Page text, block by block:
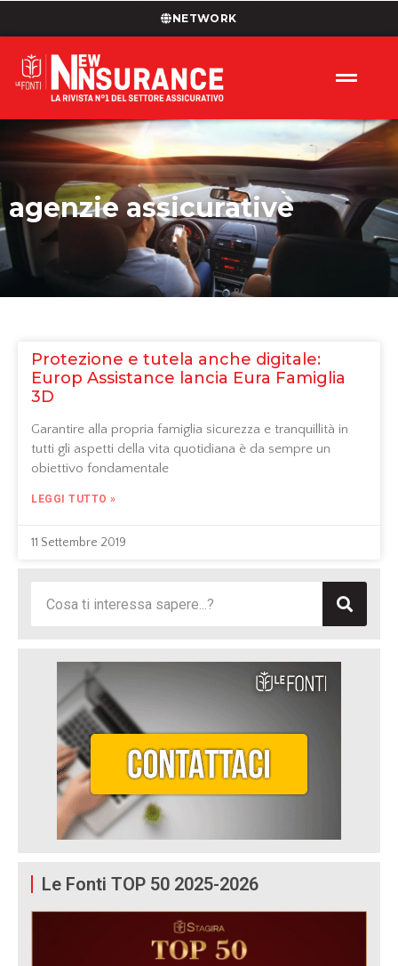
NETWORK
agenzie assicurative
Protezione e tutela anche digitale:
Europ Assistance lancia Eura Famiglia
3D
Garantire alla propria famiglia sicurezza e tranquillità in
tutti gli aspetti della vita quotidiana è da sempre un
obiettivo fondamentale
LEGGI TUTTO »
11 Settembre 2019
Le Fonti TOP 50 2025-2026